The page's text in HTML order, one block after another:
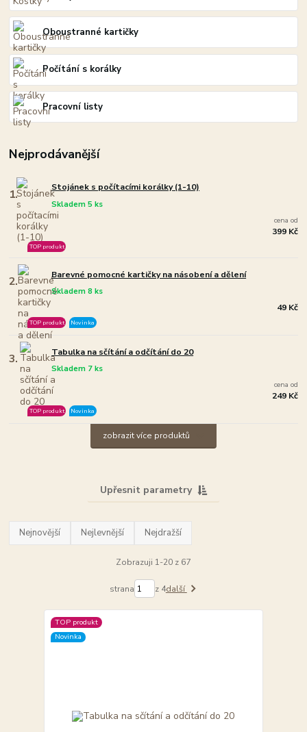
Oboustranné kartičky
Počítání s korálky
Pracovní listy
Nejprodávanější
1. Stojánek s počítacími korálky (1-10)
Skladem 5 ks
TOP produkt
cena od
399 Kč
2. Barevné pomocné kartičky na násobení a dělení
Skladem 8 ks
TOP produkt Novinka
49 Kč
3. Tabulka na sčítání a odčítání do 20
Skladem 7 ks
TOP produkt Novinka
cena od
249 Kč
zobrazit více produktů
Upřesnit parametry
Nejnovější Nejlevnější Nejdražší
Zobrazuji 1-20 z 67
strana z 4další
TOP produkt
Novinka